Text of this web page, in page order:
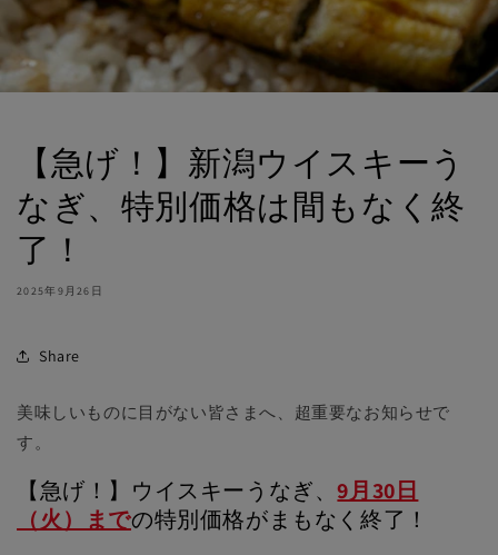
【急げ！】新潟ウイスキーう
なぎ、特別価格は間もなく終
了！
2025年9月26日
Share
美味しいものに目がない皆さまへ、超重要なお知らせで
す。
【急げ！】ウイスキーうなぎ、9月30日
（火）までの特別価格がまもなく終了！